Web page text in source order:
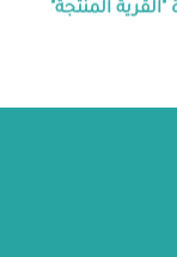
المنتجة"